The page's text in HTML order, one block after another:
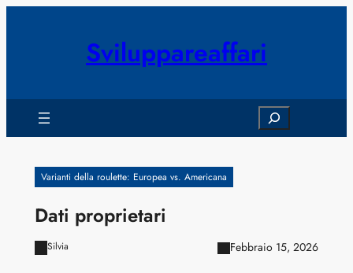
Sviluppareaffari
Search
Varianti della roulette: Europea vs. Americana
Dati proprietari
Silvia Febbraio 15, 2026